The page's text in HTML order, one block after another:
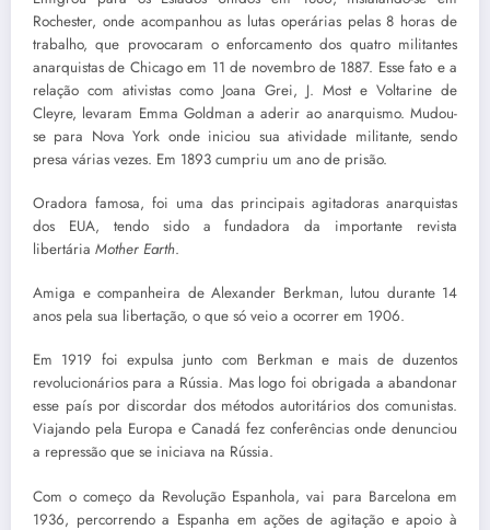
Rochester, onde acompanhou as lutas operárias pelas 8 horas de
trabalho, que provocaram o enforcamento dos quatro militantes
anarquistas de Chicago em 11 de novembro de 1887. Esse fato e a
relação com ativistas como Joana Grei, J. Most e Voltarine de
Cleyre, levaram Emma Goldman a aderir ao anarquismo. Mudou-
se para Nova York onde iniciou sua atividade militante, sendo
presa várias vezes. Em 1893 cumpriu um ano de prisão.
Oradora famosa, foi uma das principais agitadoras anarquistas
dos EUA, tendo sido a fundadora da importante revista
libertária Mother Earth.
Amiga e companheira de Alexander Berkman, lutou durante 14
anos pela sua libertação, o que só veio a ocorrer em 1906.
Em 1919 foi expulsa junto com Berkman e mais de duzentos
revolucionários para a Rússia. Mas logo foi obrigada a abandonar
esse país por discordar dos métodos autoritários dos comunistas.
Viajando pela Europa e Canadá fez conferências onde denunciou
a repressão que se iniciava na Rússia.
Com o começo da Revolução Espanhola, vai para Barcelona em
1936, percorrendo a Espanha em ações de agitação e apoio à